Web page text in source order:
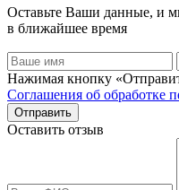
Оставьте Ваши данные, и
в ближайшее время
Нажимая кнопку
Соглашения об обработке
Отправить
Оставить отзыв